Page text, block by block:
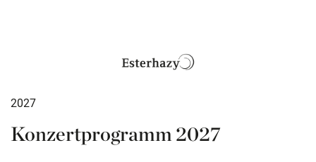
2027
Konzertprogramm 2027